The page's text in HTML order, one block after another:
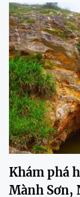
Khám phá
Mành Sơn,